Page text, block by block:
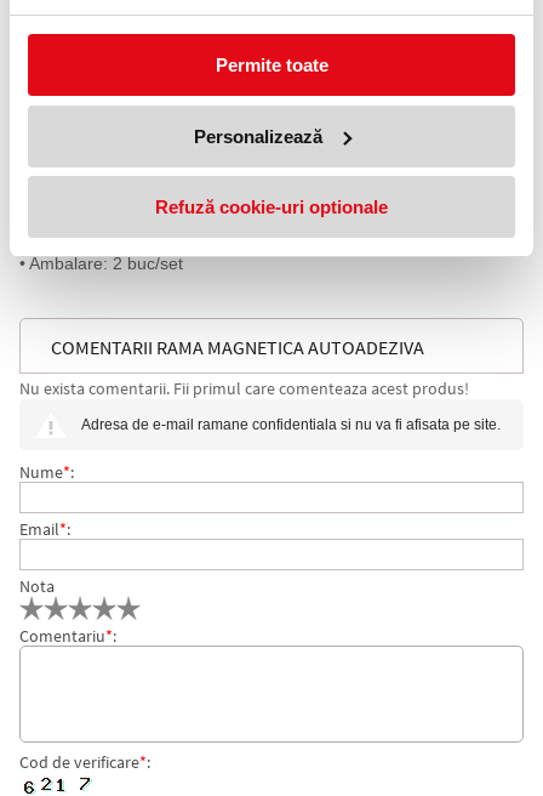
Permite toate
Personalizează
Refuză cookie-uri optionale
• Prezentarea informațiilor într-un mod profesional și de înaltă
calitate
• Ușor de atașat la suprafețe solide și netede;
• Domenii de aplicare: pentru afișarea și prezentarea
documentelor în format A4, de ex. identificare cameră,
semnalizare și oferte promoționale
• Când se aplică pe sticlă, informațiile pot fi citite din ambele părți.
• Pentru utilizare în format portret și peisaj
• Tip de montare: autoadeziv
• Ambalare: 2 buc/set
COMENTARII RAMA MAGNETICA AUTOADEZIVA
DURAFRAME, A4, ROSU, 2 BUC/SET DURABLE
Nu exista comentarii. Fii primul care comenteaza acest produs!
Adresa de e-mail ramane confidentiala si nu va fi afisata pe site.
Nume*:
Email*:
Nota
Comentariu*:
Cod de verificare*: